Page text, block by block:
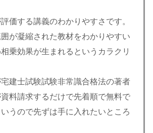
価する講義のわかりやすさです。
が凝縮された教材をわかりやすい
乗効果が生まれるというカラクリ
建士試験試験非常識合格法の著者
料請求するだけで先着順で無料で
うので先ずは手に入れたいところ